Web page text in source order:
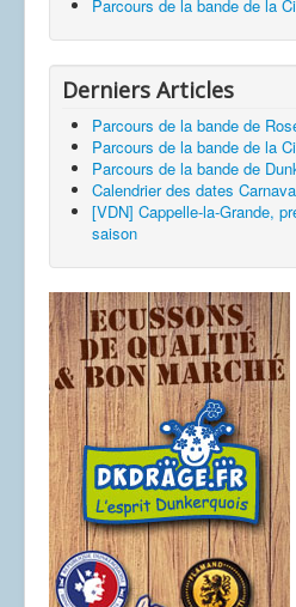
Parcours de la bande de la
Derniers Articles
Parcours de la bande de
Parcours de la bande de la
Parcours de la bande de
Calendrier des dates
[VDN] Cappelle-la-Grande,
saison